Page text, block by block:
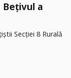
a
Secției 8 Rurală